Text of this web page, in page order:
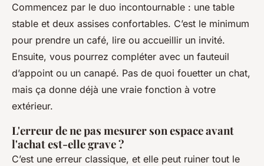
Commencez par le duo incontournable : une table
stable et deux assises confortables. C’est le minimum
pour prendre un café, lire ou accueillir un invité.
Ensuite, vous pourrez compléter avec un fauteuil
d’appoint ou un canapé. Pas de quoi fouetter un chat,
mais ça donne déjà une vraie fonction à votre
extérieur.
L'erreur de ne pas mesurer son espace avant
l'achat est-elle grave ?
C’est une erreur classique, et elle peut ruiner tout le